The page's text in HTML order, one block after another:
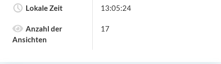
Lokale Zeit 13:05:24
Anzahl der
Ansichten
17